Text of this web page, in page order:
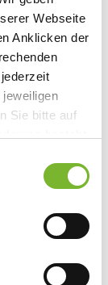
Webseite
Anklicken der
Sie bitte auf